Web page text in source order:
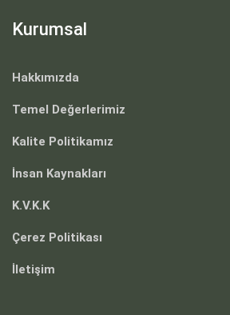
Kurumsal
Hakkımızda
Temel Değerlerimiz
Kalite Politikamız
İnsan Kaynakları
K.V.K.K
Çerez Politikası
İletişim